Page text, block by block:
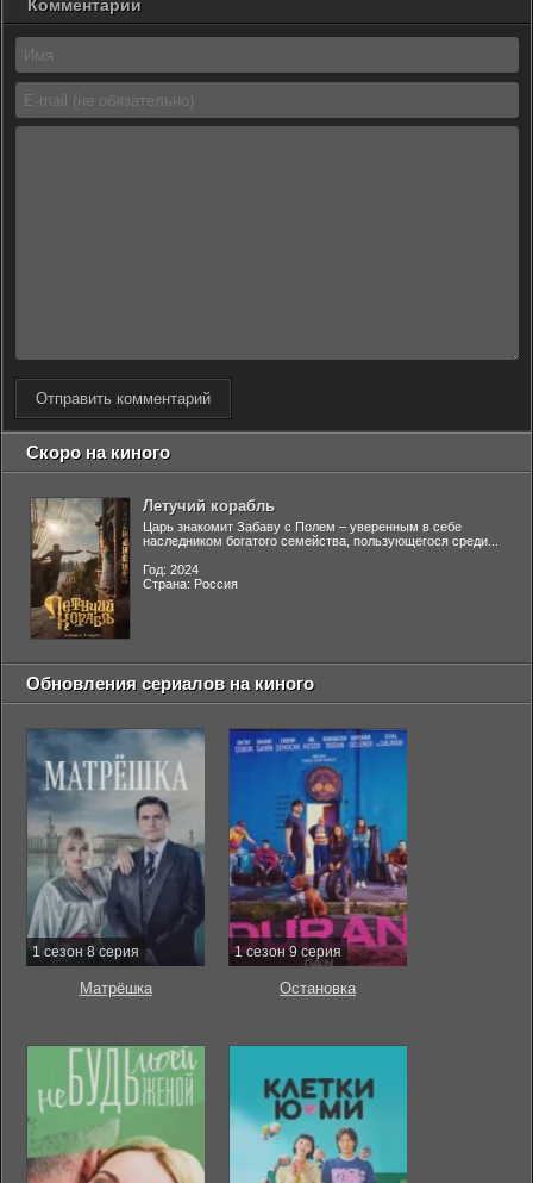
Комментарии
Отправить комментарий
Скоро на киного
Летучий корабль
Царь знакомит Забаву с Полем – уверенным в себе
наследником богатого семейства, пользующегося среди...
Год: 2024
Страна: Россия
Обновления сериалов на киного
1 сезон 8 серия
Матрёшка
1 сезон 9 серия
Остановка